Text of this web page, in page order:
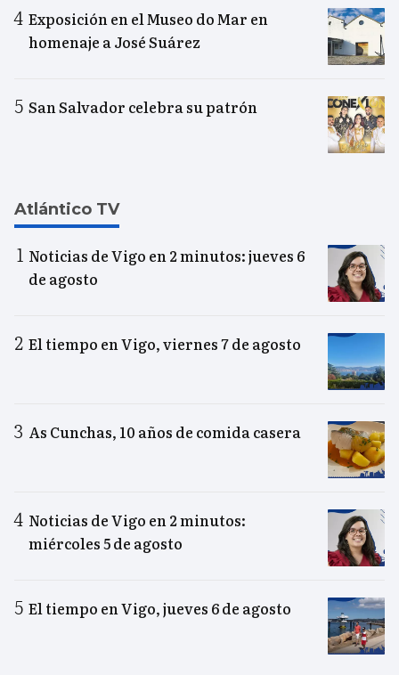
Exposición en el Museo do Mar en
homenaje a José Suárez
San Salvador celebra su patrón
Atlántico TV
Noticias de Vigo en 2 minutos: jueves 6
de agosto
El tiempo en Vigo, viernes 7 de agosto
As Cunchas, 10 años de comida casera
Noticias de Vigo en 2 minutos:
miércoles 5 de agosto
El tiempo en Vigo, jueves 6 de agosto